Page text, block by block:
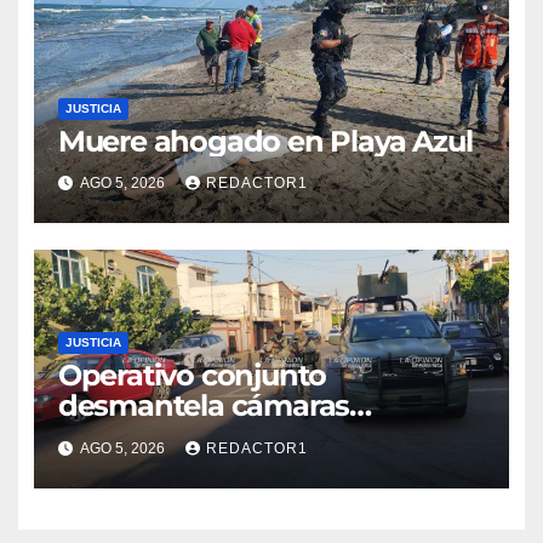
JUSTICIA
Muere ahogado en Playa Azul
AGO 5, 2026 REDACTOR1
JUSTICIA
Operativo conjunto
desmantela cámaras
presuntamente irregulares en
Poza Rica; fuerzas federales y
estatales refuerzan vigilancia
AGO 5, 2026 REDACTOR1